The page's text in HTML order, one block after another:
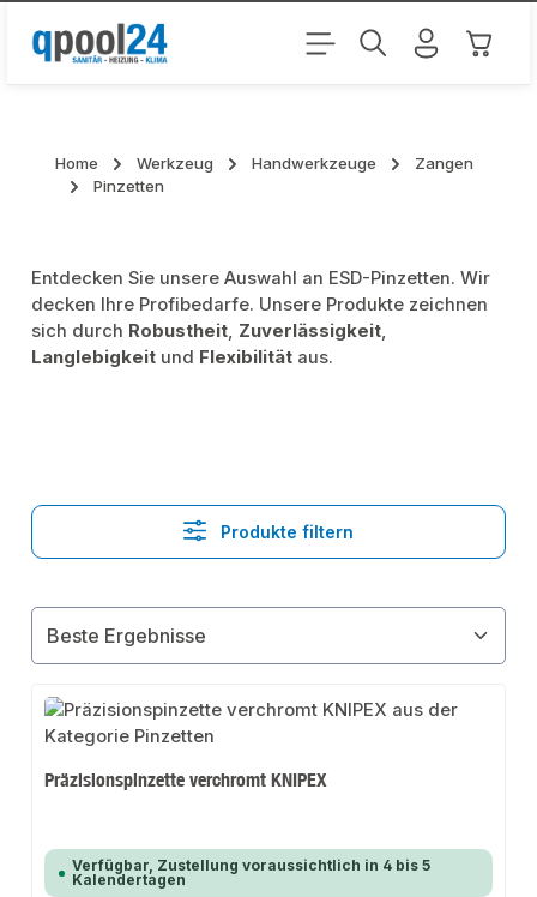
Zum Hauptinhalt springen
Home Werkzeug Handwerkzeuge
Zangen
Pinzetten
Entdecken Sie unsere Auswahl an ESD-Pinzetten. Wir
decken Ihre Profibedarfe. Unsere Produkte zeichnen
sich durch Robustheit, Zuverlässigkeit,
Langlebigkeit und Flexibilität aus.
Produkte filtern
Präzisionspinzette verchromt KNIPEX
Verfügbar, Zustellung voraussichtlich in 4 bis 5
Kalendertagen